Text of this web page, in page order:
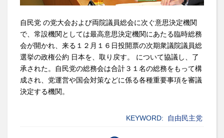
自民党 の党大会および両院議員総会に次ぐ意思決定機関
で、常設機関としては最高意思決定機関にあたる臨時総務
会が開かれ、来る１２月１６日投開票の次期衆議院議員総
選挙の政権公約 日本を、取り戻す。 について協議し、了
承された。自民党の総務会は合計３１名の総務をもって構
成され、党運営や国会対策などに係る各種重要事項を審議
決定する機関。
KEYWORD: 自由民主党